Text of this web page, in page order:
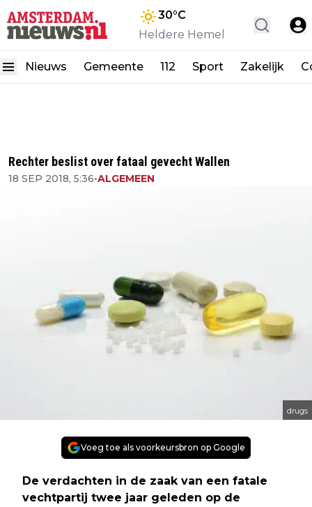
30°C
Heldere Hemel
Nieuws Gemeente 112 Sport Zakelijk
Rechter beslist over fataal gevecht Wallen
18 SEP 2018, 5:36•ALGEMEEN
drugs
Voeg toe als voorkeursbron op Google
De verdachten in de zaak van een fatale
vechtpartij twee jaar geleden op de